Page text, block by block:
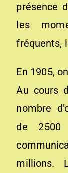
présence
les
fréquents,
En 1905,
Au cours
nombre
de
millions.